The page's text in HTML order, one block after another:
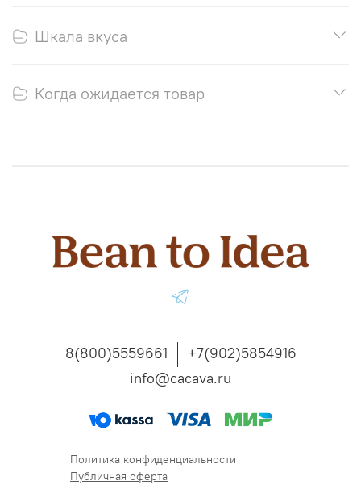
Шкала вкуса
Когда ожидается товар
8(800)5559661
+7(902)5854916
info@cacava.ru
Политика конфиденциальности
Публичная оферта